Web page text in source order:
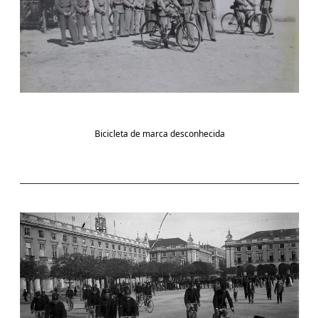
Bicicleta de marca desconhecida